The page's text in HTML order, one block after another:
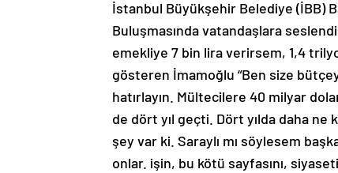
İstanbul Büyükşehir Belediye (İBB)
Buluşmasında vatandaşlara
emekliye 7 bin lira verirsem, 1,4
gösteren İmamoğlu “Ben size
hatırlayın. Mültecilere 40 milyar
de dört yıl geçti. Dört yılda daha ne
şey var ki. Saraylı mı söylesem
onlar. işin, bu kötü sayfasını,